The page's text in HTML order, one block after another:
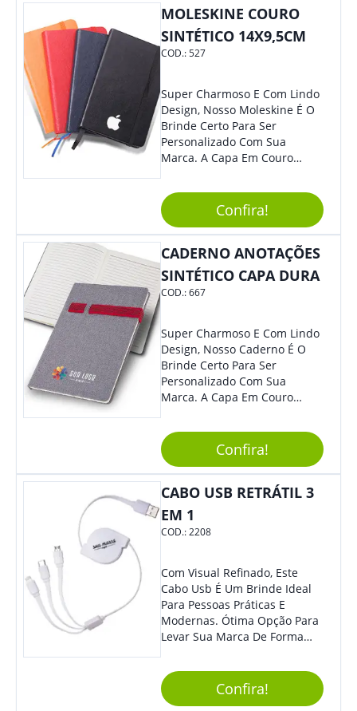
Colaboradores E Parceiros De
Sua Empresa.
MOLESKINE COURO
SINTÉTICO 14X9,5CM
COD.:527
Super Charmoso E Com Lindo
Design, Nosso Moleskine É O
Brinde Certo Para Ser
Personalizado Com Sua
Marca. A Capa Em Couro
Elástico Permite Maior
Segurança Ao Carregá-Lo.
Ofereça A Seus Clientes E
Colaboradores, Sem Dúvidas
Eles Irão Adorar.
Confira!
CADERNO ANOTAÇÕES
SINTÉTICO CAPA DURA
COD.:667
Super Charmoso E Com Lindo
Design, Nosso Caderno É O
Brinde Certo Para Ser
Personalizado Com Sua
Marca. A Capa Em Couro
Elástico Permite Maior
Segurança Ao Carregá-Lo.
Ofereça A Seus Clientes E
Colaboradores, Sem Dúvidas
Eles Irão Adorar.
Confira!
CABO USB RETRÁTIL 3
EM 1
COD.:2208
Com Visual Refinado, Este
Cabo Usb É Um Brinde Ideal
Para Pessoas Práticas E
Modernas. Ótima Opção Para
Levar Sua Marca De Forma
Sua Empresa Em Eventos,
Reuniões Corporativas Ou Até
Mesmo Para Presentear
Confira!